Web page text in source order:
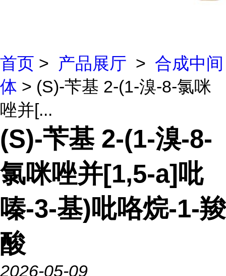
首页 > 产品展厅 > 合成中间
体 > (S)-苄基 2-(1-溴-8-氯咪
唑并[...
(S)-苄基 2-(1-溴-8-
氯咪唑并[1,5-a]吡
嗪-3-基)吡咯烷-1-羧
酸
2026-05-09